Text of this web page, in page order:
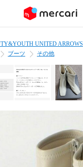
UNITED ARROWS
ブーツ その他